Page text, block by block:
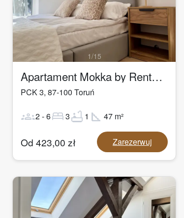
1/15
Apartament Mokka by Rentoom
PCK 3,87-100 Toruń
groups2-6bed3bathtub 1 square_foot47 m²
Od 423,00 zł Zarezerwuj